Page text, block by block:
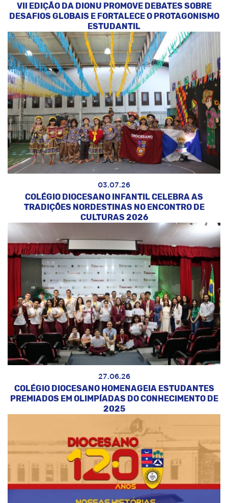
VII EDIÇÃO DA DIONU PROMOVE DEBATES SOBRE
DESAFIOS GLOBAIS E FORTALECE O PROTAGONISMO
ESTUDANTIL
03.07.26
COLÉGIO DIOCESANO INFANTIL CELEBRA AS
TRADIÇÕES NORDESTINAS NO ENCONTRO DE
CULTURAS 2026
27.06.26
COLÉGIO DIOCESANO HOMENAGEIA ESTUDANTES
PREMIADOS EM OLIMPÍADAS DO CONHECIMENTO DE
2025